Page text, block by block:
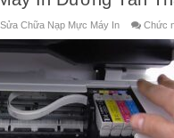
Sửa Chữa Nạp Mực Máy In Chức